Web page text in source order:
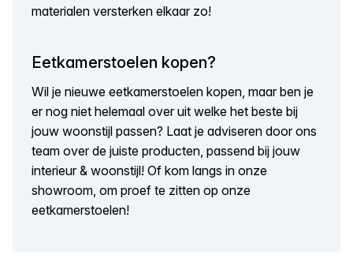
materialen versterken elkaar zo!
Eetkamerstoelen kopen?
Wil je nieuwe eetkamerstoelen kopen, maar ben je
er nog niet helemaal over uit welke het beste bij
jouw woonstijl passen? Laat je adviseren door ons
team over de juiste producten, passend bij jouw
interieur & woonstijl! Of kom langs in onze
showroom, om proef te zitten op onze
eetkamerstoelen!